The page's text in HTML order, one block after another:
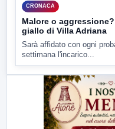
CRONACA
Malore o
giallo di Villa Adriana
Sarà affidato con ogni
settimana l'incarico...